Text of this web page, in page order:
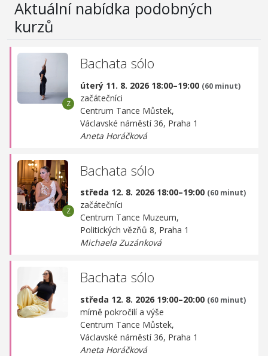
Aktuální nabídka podobných
kurzů
Bachata sólo
úterý 11. 8. 2026 18:00–19:00 (60 minut)
začátečníci
Centrum Tance Můstek,
Václavské náměstí 36, Praha 1
Aneta Horáčková
Bachata sólo
středa 12. 8. 2026 18:00–19:00 (60 minut)
začátečníci
Centrum Tance Muzeum,
Politických vězňů 8, Praha 1
Michaela Zuzánková
Bachata sólo
středa 12. 8. 2026 19:00–20:00 (60 minut)
mírně pokročilí a výše
Centrum Tance Můstek,
Václavské náměstí 36, Praha 1
Aneta Horáčková